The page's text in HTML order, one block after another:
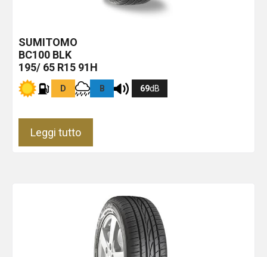
SUMITOMO
BC100 BLK
195/ 65 R15 91H
D B 69dB
Leggi tutto